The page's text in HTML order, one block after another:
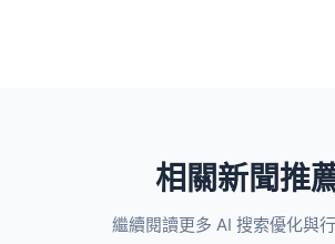
相關新聞推
繼續閱讀更多 AI 搜索優化與